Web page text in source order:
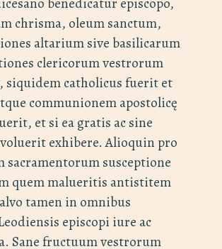
chrisma, oleum sanctum,
altarium sive basilicarum
clericorum vestrorum
siquidem catholicus fuerit et
communionem apostolicę
et si ea gratis ac sine
exhibere. Alioquin pro
sacramentorum susceptione
quem malueritis antistitem
tamen in omnibus
episcopi iure ac
Sane fructuum vestrorum